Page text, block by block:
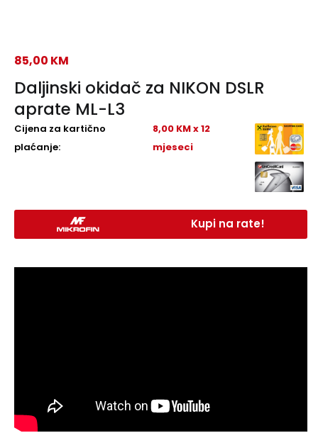
Daljinski okidač za NIKON DSLR
aprate ML-L3
85,00 KM
Cijena za kartično
plaćanje:
8,00 KM x 12
mjeseci
Kupi na rate!